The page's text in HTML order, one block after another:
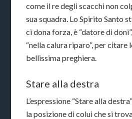
come il re degli scacchi non
sua squadra. Lo Spirito Santo
ci dona forza, è “datore di
“nella calura riparo”, per citare
bellissima preghiera.
Stare alla destra
L’espressione “Stare alla
la posizione di colui che si